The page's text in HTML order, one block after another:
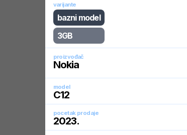
varijante
bazni model
3GB
proizvođač
Nokia
model
C12
pocetak prodaje
2023.